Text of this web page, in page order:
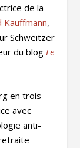
de la
Kauffmann,
Schweitzer
du blogLe
en trois
avec
anti-